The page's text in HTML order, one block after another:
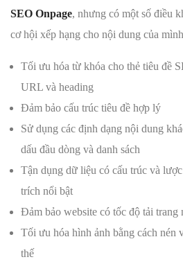
SEO Onpage, nhưng có một số điều
cơ hội xếp hạng cho nội dung của
Tối ưu hóa từ khóa cho thẻ tiêu đề
URL và heading
Đảm bảo cấu trúc tiêu đề hợp lý
Sử dụng các định dạng nội dung
dấu đầu dòng và danh sách
Tận dụng dữ liệu có cấu trúc và
trích nổi bật
Đảm bảo website có tốc độ tải trang
Tối ưu hóa hình ảnh bằng cách nén
thế